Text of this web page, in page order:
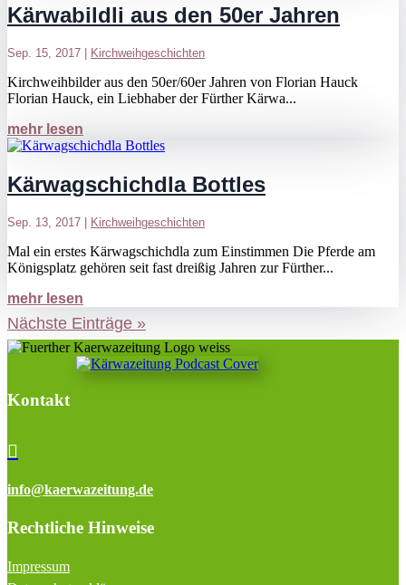
Kärwabildli aus den 50er Jahren
Sep. 15, 2017 Kirchweihgeschichten
Kirchweihbilder aus den 50er/60er Jahren von Florian Hauck
Florian Hauck, ein Liebhaber der Fürther Kärwa...
mehr lesen
Kärwagschichdla Bottles
Sep. 13, 2017 Kirchweihgeschichten
Mal ein erstes Kärwagschichdla zum Einstimmen Die Pferde am
Königsplatz gehören seit fast dreißig Jahren zur Fürther...
mehr lesen
Nächste Einträge »
Kontakt

info@kaerwazeitung.de
Rechtliche Hinweise
Impressum